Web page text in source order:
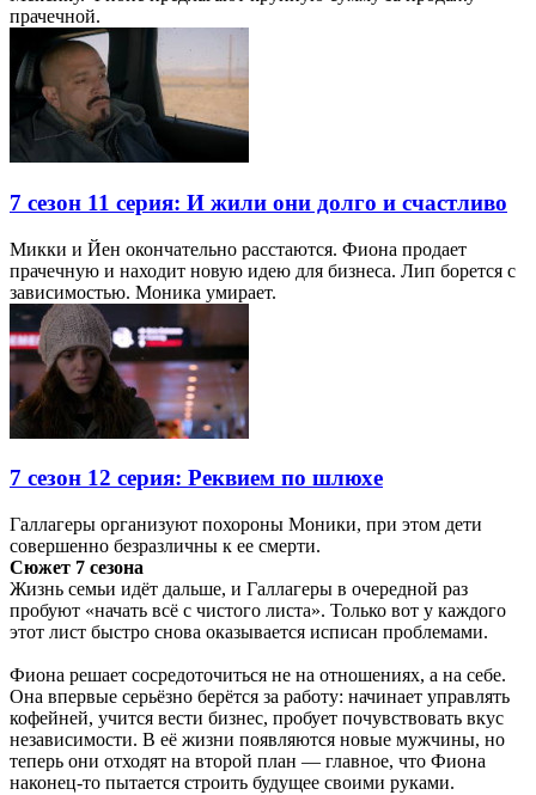
прачечной.
7 сезон 11 серия: И жили они долго и счастливо
Микки и Йен окончательно расстаются. Фиона продает
прачечную и находит новую идею для бизнеса. Лип борется с
зависимостью. Моника умирает.
7 сезон 12 серия: Реквием по шлюхе
Галлагеры организуют похороны Моники, при этом дети
совершенно безразличны к ее смерти.
Сюжет 7 сезона
Жизнь семьи идёт дальше, и Галлагеры в очередной раз
пробуют «начать всё с чистого листа». Только вот у каждого
этот лист быстро снова оказывается исписан проблемами.
Фиона решает сосредоточиться не на отношениях, а на себе.
Она впервые серьёзно берётся за работу: начинает управлять
кофейней, учится вести бизнес, пробует почувствовать вкус
независимости. В её жизни появляются новые мужчины, но
теперь они отходят на второй план — главное, что Фиона
наконец-то пытается строить будущее своими руками.